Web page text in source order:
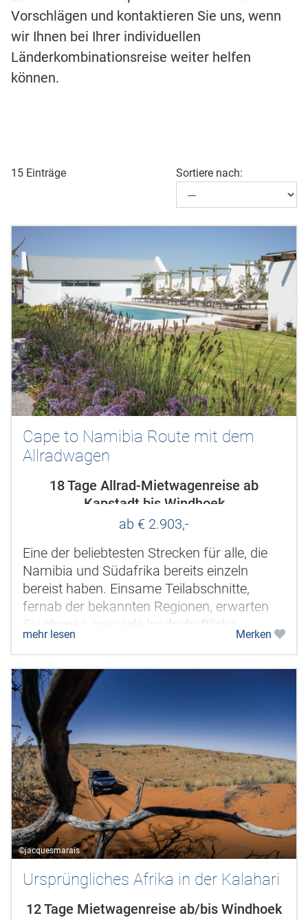
Vorschlägen und kontaktieren Sie uns, wenn
wir Ihnen bei Ihrer individuellen
Länderkombinationsreise weiter helfen
können.
15 Einträge Sortiere nach:
Cape to Namibia Route mit dem
Allradwagen
18 Tage Allrad-Mietwagenreise ab
Kapstadt bis Windhoek
ab € 2.903,-
Eine der beliebtesten Strecken für alle, die
Namibia und Südafrika bereits einzeln
bereist haben. Einsame Teilabschnitte,
fernab der bekannten Regionen, erwarten
Sie ebenso, wie viele landschaftliche
Attraktionen. Die Cederberge, das...
mehr lesen Merken
©jacquesmarais
Ursprüngliches Afrika in der Kalahari
12 Tage Mietwagenreise ab/bis Windhoek